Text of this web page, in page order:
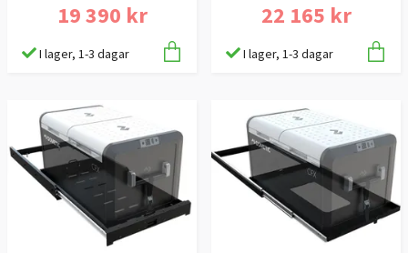
19 390 kr
I lager, 1-3 dagar
22 165 kr
I lager, 1-3 dagar